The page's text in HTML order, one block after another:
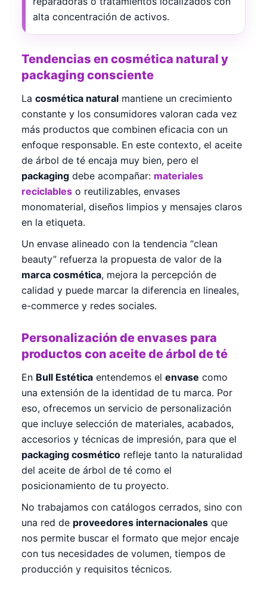
alta concentración de activos.
Tendencias en cosmética natural y
packaging consciente
La cosmética natural mantiene un crecimiento
constante y los consumidores valoran cada vez
más productos que combinen eficacia con un
enfoque responsable. En este contexto, el aceite
de árbol de té encaja muy bien, pero el
packaging debe acompañar: materiales
reciclables o reutilizables, envases
monomaterial, diseños limpios y mensajes claros
en la etiqueta.
Un envase alineado con la tendencia “clean
beauty” refuerza la propuesta de valor de la
marca cosmética, mejora la percepción de
calidad y puede marcar la diferencia en lineales,
e-commerce y redes sociales.
Personalización de envases para
productos con aceite de árbol de té
En Bull Estética entendemos el envase como
una extensión de la identidad de tu marca. Por
eso, ofrecemos un servicio de personalización
que incluye selección de materiales, acabados,
accesorios y técnicas de impresión, para que el
packaging cosmético refleje tanto la naturalidad
del aceite de árbol de té como el
posicionamiento de tu proyecto.
No trabajamos con catálogos cerrados, sino con
una red de proveedores internacionales que
nos permite buscar el formato que mejor encaje
con tus necesidades de volumen, tiempos de
producción y requisitos técnicos.